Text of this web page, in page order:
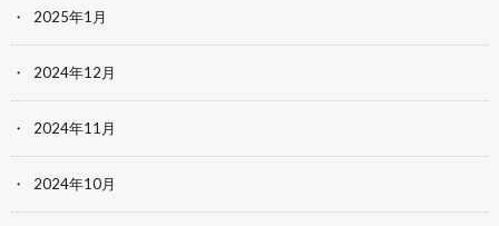
2025年1月
2024年12月
2024年11月
2024年10月